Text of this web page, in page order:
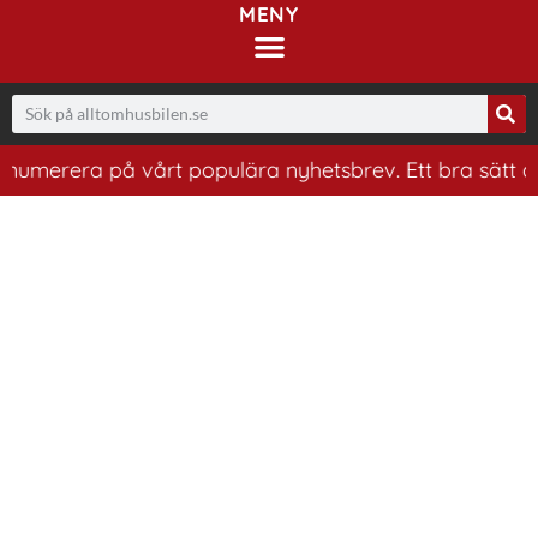
MENY
på vårt populära nyhetsbrev. Ett bra sätt att